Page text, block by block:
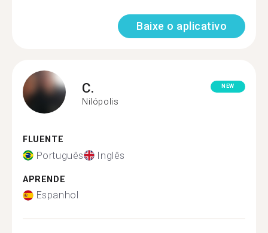
Baixe o aplicativo
C.
Nilópolis
NEW
FLUENTE
Português Inglês
APRENDE
Espanhol